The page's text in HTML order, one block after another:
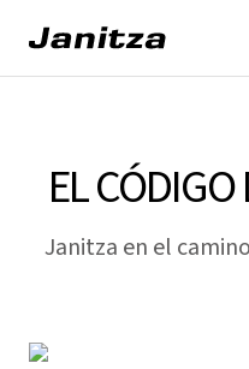
EL
Janitza en el